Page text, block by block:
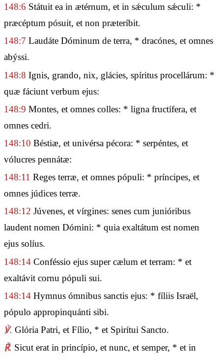
148:6 Státuit ea in ætérnum, et in sǽculum sǽculi: *
præcéptum pósuit, et non præteríbit.
148:7 Laudáte Dóminum de terra, * dracónes, et omnes
abýssi.
148:8 Ignis, grando, nix, glácies, spíritus procellárum: *
quæ fáciunt verbum ejus:
148:9 Montes, et omnes colles: * ligna fructífera, et
omnes cedri.
148:10 Béstiæ, et univérsa pécora: * serpéntes, et
vólucres pennátæ:
148:11 Reges terræ, et omnes pópuli: * príncipes, et
omnes júdices terræ.
148:12 Júvenes, et vírgines: senes cum junióribus
laudent nomen Dómini: * quia exaltátum est nomen
ejus solíus.
148:14 Conféssio ejus super cælum et terram: * et
exaltávit cornu pópuli sui.
148:14 Hymnus ómnibus sanctis ejus: * fíliis Israël,
pópulo appropinquánti sibi.
℣. Glória Patri, et Fílio, * et Spirítui Sancto.
℟. Sicut erat in princípio, et nunc, et semper, * et in